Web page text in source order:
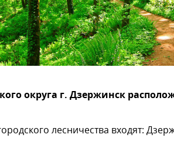
округа г. Дзержинск
лесничества входят: